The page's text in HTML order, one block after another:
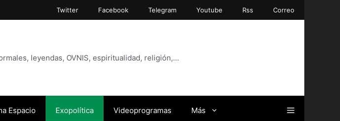
Twitter Facebook Telegram Youtube Rss Correo
leyendas, OVNIS, espiritualidad, religión,…
Espacio Exopolítica Videoprogramas Más